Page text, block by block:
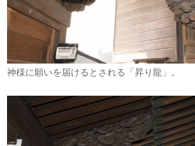
神様に願いを届けるとされる「昇り龍」。